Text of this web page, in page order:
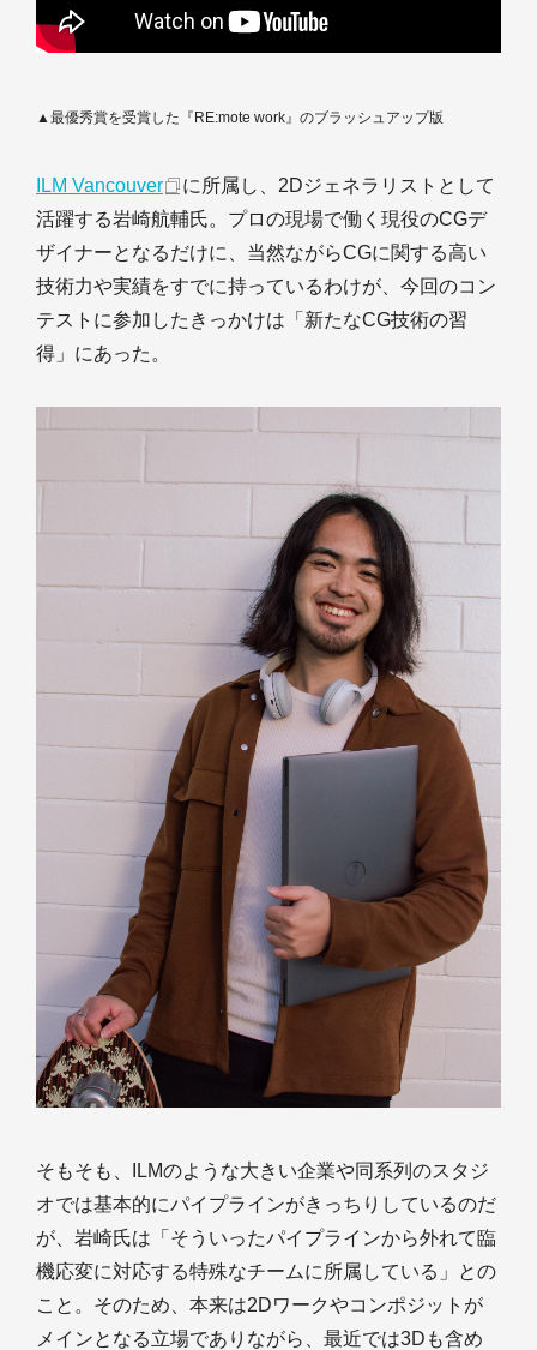
▲最優秀賞を受賞した『RE:mote work』のブラッシュアップ版
ILM Vancouver
に所属し、2Dジェネラリストとして
活躍する岩崎航輔氏。プロの現場で働く現役のCGデ
ザイナーとなるだけに、当然ながらCGに関する高い
技術力や実績をすでに持っているわけが、今回のコン
テストに参加したきっかけは「新たなCG技術の習
得」にあった。
そもそも、ILMのような大きい企業や同系列のスタジ
オでは基本的にパイプラインがきっちりしているのだ
が、岩崎氏は「そういったパイプラインから外れて臨
機応変に対応する特殊なチームに所属している」との
こと。そのため、本来は2Dワークやコンポジットが
メインとなる立場でありながら、最近では3Dも含め